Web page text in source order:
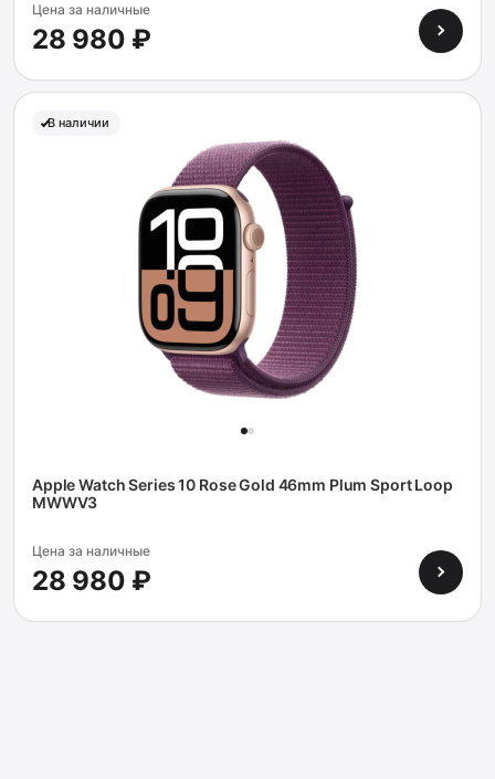
Цена за наличные
28 980 ₽
В наличии
Apple Watch Series 10 Rose Gold 46mm Plum Sport Loop
MWWV3
Цена за наличные
28 980 ₽